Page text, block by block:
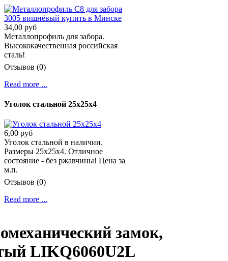
34,00 руб
Металлопрофиль для забора.
Высококачественная российская
сталь!
Отзывов (0)
Read more ...
Уголок стальной 25х25х4
6,00 руб
Уголок стальной в наличии.
Размеры 25х25х4. Отличное
состояние - без ржавчины! Цена за
м.п.
Отзывов (0)
Read more ...
замок,
LIKQ6060U2L